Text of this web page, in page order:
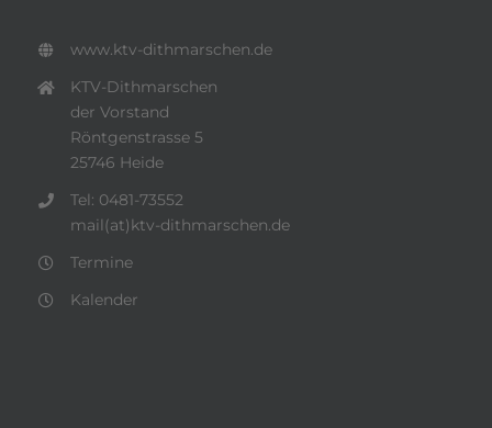
www.ktv-dithmarschen.de
KTV-Dithmarschen
der Vorstand
Röntgenstrasse 5
25746 Heide
Tel: 0481-73552
mail(at)ktv-dithmarschen.de
Termine
Kalender